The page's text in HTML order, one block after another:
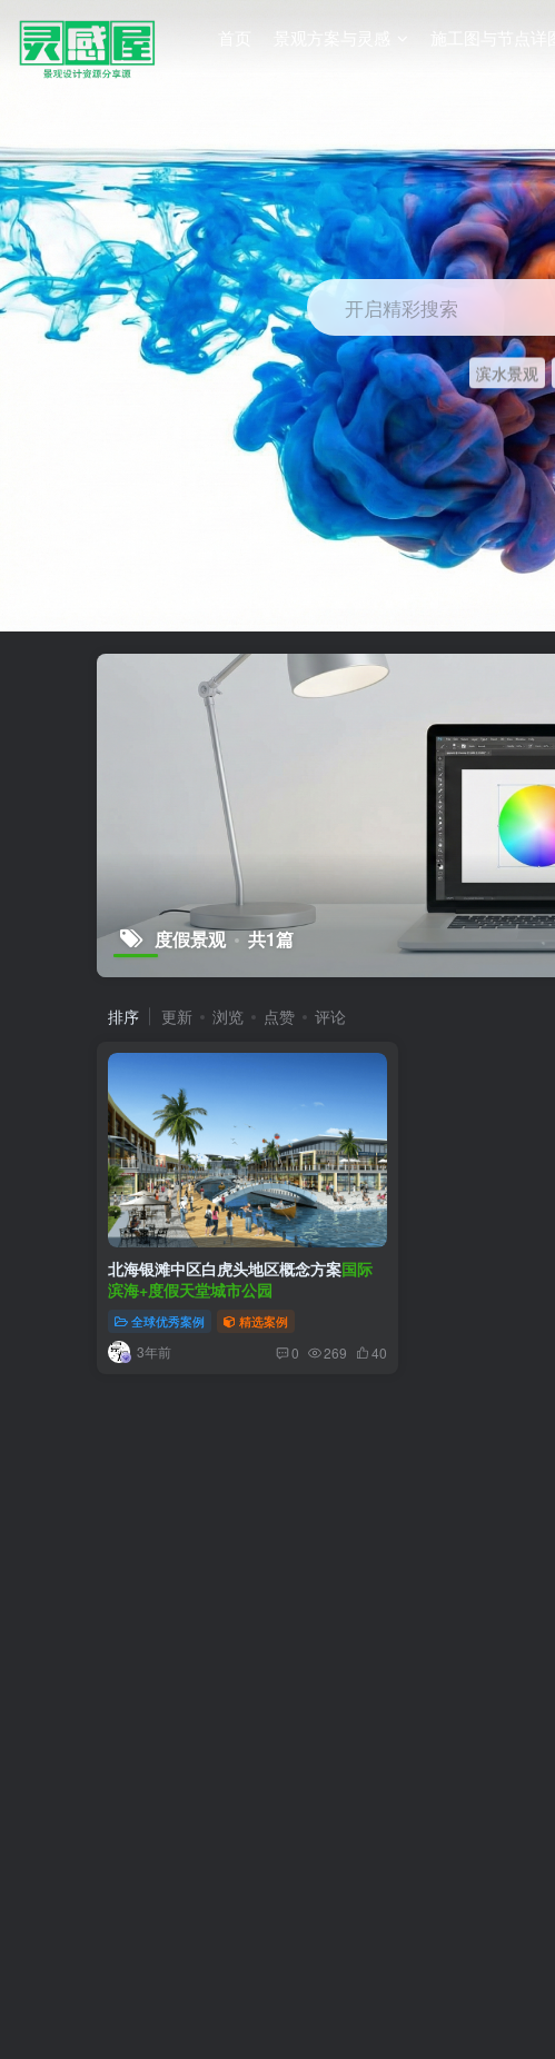
首页 景观方案与灵感 施工图与节点详图
开启精彩搜索
滨水景观
度假景观 共1篇
排序 更新 浏览 点赞 评论
北海银滩中区白虎头地区概念方案国际
滨海+度假天堂城市公园
全球优秀案例 精选案例
3年前 0 269 40